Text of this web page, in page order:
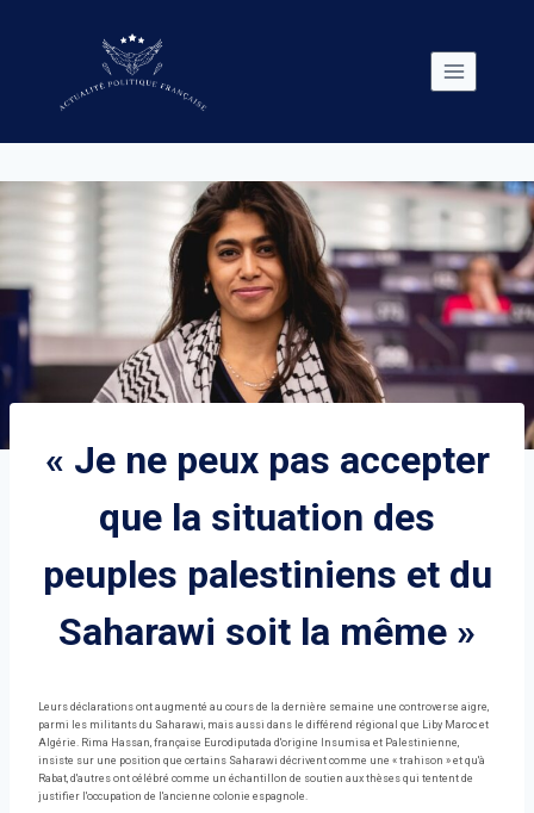
« Je ne peux pas accepter
que la situation des
peuples palestiniens et du
Saharawi soit la même »
Leurs déclarations ont augmenté au cours de la dernière semaine une controverse aigre,
parmi les militants du Saharawi, mais aussi dans le différend régional que Liby Maroc et
Algérie. Rima Hassan, française Eurodiputada d'origine Insumisa et Palestinienne,
insiste sur une position que certains Saharawi décrivent comme une « trahison » et qu'à
Rabat, d'autres ont célébré comme un échantillon de soutien aux thèses qui tentent de
justifier l'occupation de l'ancienne colonie espagnole.